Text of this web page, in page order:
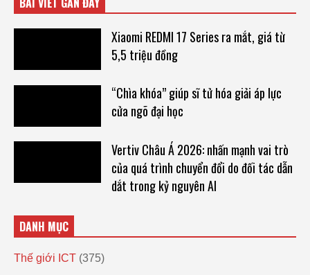
Xiaomi REDMI 17 Series ra mắt, giá từ
5,5 triệu đồng
“Chìa khóa” giúp sĩ tử hóa giải áp lực
cửa ngõ đại học
Vertiv Châu Á 2026: nhấn mạnh vai trò
của quá trình chuyển đổi do đối tác dẫn
dắt trong kỷ nguyên AI
DANH MỤC
Thế giới ICT (375)